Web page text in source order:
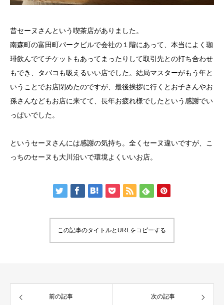
昔セーヌさんという喫茶店がありました。
南森町の富田町パークビルで会社の１階にあって、本当によく珈
琲飲んでてチケットもあってまったりして取引先との打ち合わせ
もでき、タバコも吸えるいい店でした。結局マスターがもう年と
いうことでお店閉めたのですが、最後挨拶に行くとお子さんやお
孫さんなどもお店に来てて、長年お疲れ様でしたという感謝でい
っぱいでした。
というセーヌさんには感謝の気持ち。全くセーヌ違いですが、こ
っちのセーヌも大川沿いで環境よくいいお店。
この記事のタイトルとURLをコピーする
前の記事 次の記事